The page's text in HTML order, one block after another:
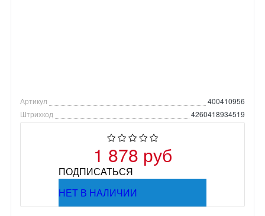
Артикул
400410956
Штрихкод
4260418934519
1 878 руб
ПОДПИСАТЬСЯ
НЕТ В НАЛИЧИИ